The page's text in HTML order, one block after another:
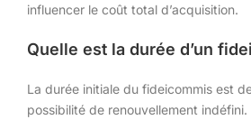
influencer le coût total d’acquisition.
Quelle est la durée d’un
La durée initiale du fideicommis est
possibilité de renouvellement indéfini.